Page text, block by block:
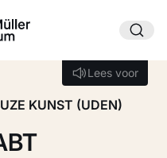
Lees voor
Lees voor
KUNST (UDEN)